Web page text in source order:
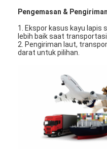
Video
Tentang kami
Pengemasan & Pengiriman
1. Ekspor kasus kayu
lebih baik saat
2. Pengiriman laut,
darat untuk pilihan.